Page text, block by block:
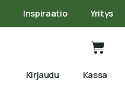
Inspiraatio Yritys
Kirjaudu Kassa